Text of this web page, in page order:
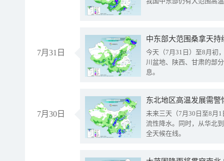
7月31日
中东部大范围桑拿天
今天（7月31日）至8月初
川盆地、陕西、甘肃的部
息。
7月30日
东北地区高温发展需
未来三天（7月30日至8月
流性降水。同时，从华北
全天候在线。